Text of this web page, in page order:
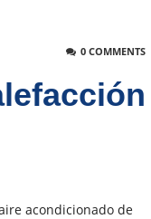
0 COMMENTS
acondicionado de